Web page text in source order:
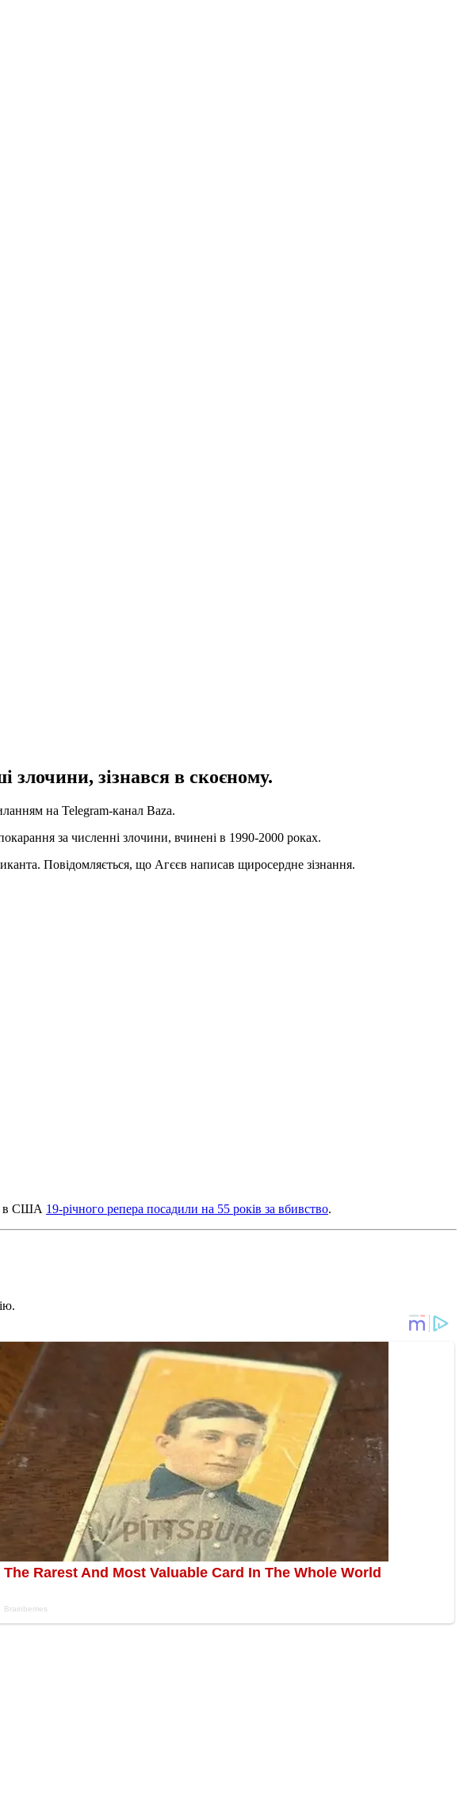
злочини, зізнався в скоєному.
на Telegram-канал Baza.
за численні злочини, вчинені в 1990-2000 роках.
Повідомляється, що Агєєв написав щиросердне зізнання.
в США 19-річного репера посадили на 55 років за вбивство.